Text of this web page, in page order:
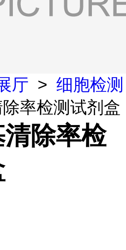
厅 > 细胞检测
率检测试剂盒
除率检